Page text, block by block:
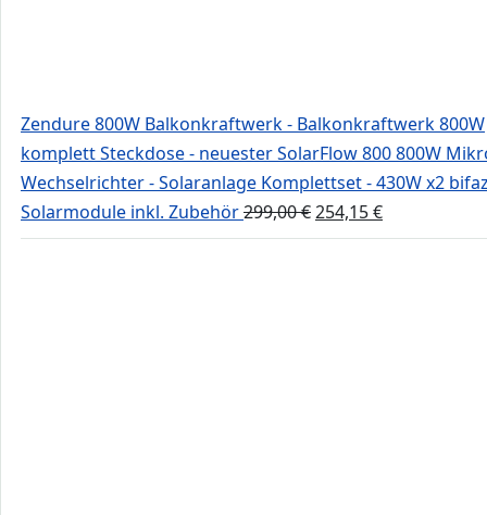
Zendure 800W Balkonkraftwerk - Balkonkraftwerk 800W
komplett Steckdose - neuester SolarFlow 800 800W
Wechselrichter - Solaranlage Komplettset - 430W x2
Solarmodule inkl. Zubehör299,00€ Ursprünglicher
Preis
254,15€Aktueller
Preis